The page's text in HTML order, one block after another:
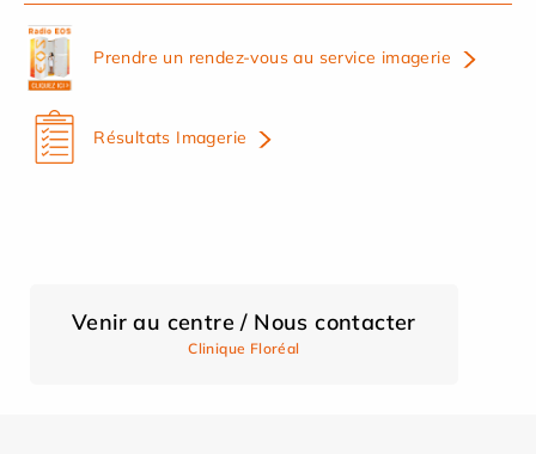
Prendre un rendez-vous au service imagerie
Résultats Imagerie
Venir au centre / Nous contacter
Clinique Floréal